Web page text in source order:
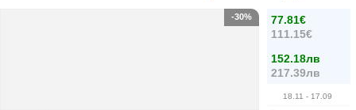
77.81€
111.15€
152.18лв
217.39лв
18.11 - 17.09
-30%